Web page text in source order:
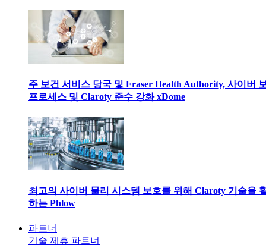
주 보건 서비스 당국 및 Fraser Health Authority, 사이버
프로세스 및 Claroty 준수 강화 xDome
최고의 사이버 물리 시스템 보호를 위해 Claroty 기술을
하는 Phlow
파트너
기술 제휴 파트너